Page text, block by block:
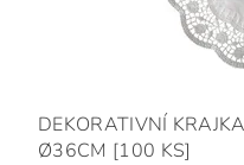
DEKORATIVNÍ
Ø36CM [100 KS]